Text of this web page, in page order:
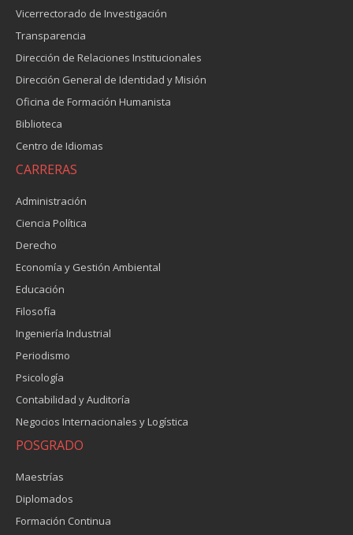
Vicerrectorado de Investigación
Transparencia
Dirección de Relaciones Institucionales
Dirección General de Identidad y Misión
Oficina de Formación Humanista
Biblioteca
Centro de Idiomas
CARRERAS
Administración
Ciencia Política
Derecho
Economía y Gestión Ambiental
Educación
Filosofía
Ingeniería Industrial
Periodismo
Psicología
Contabilidad y Auditoría
Negocios Internacionales y Logística
POSGRADO
Maestrías
Diplomados
Formación Continua